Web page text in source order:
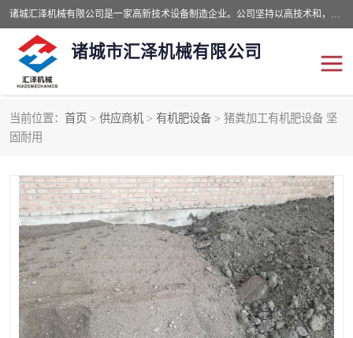
诸城汇泽机械有限公司是一家高新技术设备制造企业。公司坚持以高技术和，高服务于用户，以的环保机械制造设备赢的用户的信赖。现在主要生产死亡畜禽无害化处理和立式和卧式有机肥设备，搅拌机，烘干机，高温发酵机等。污水处理设备，固液分离机。气浮机，化制机等。公司秉承品质，用户至上，科技创新的经营理。
诸城市汇泽机械有限公司
当前位置： 首页 > 供应商机 > 有机肥设备 > 猪粪加工有机肥设备 坚
固耐用
发酵设备
鸡粪发酵机 有机肥设备
纳米膜好氧发酵堆肥机 粪污烘干酶体机
膜式堆肥机 纳米膜发酵
膜式发酵仓 分子膜堆肥仓
分子膜发酵堆肥设备